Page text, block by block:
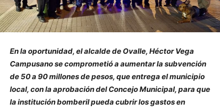
En la oportunidad, el alcalde de Ovalle, Héctor Vega
Campusano se comprometió a aumentar la subvención
de 50 a 90 millones de pesos, que entrega el municipio
local, con la aprobación del Concejo Municipal, para que
la institución bomberil pueda cubrir los gastos en